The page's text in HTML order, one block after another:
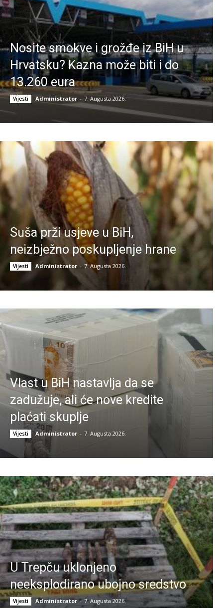
Nosite smokve i grožđe iz BiH u
Hrvatsku? Kazna može biti i do
13.260 eura
Vijesti Administrator - 7. Augusta 2026.
Suša prži usjeve u BiH,
neizbježno poskupljenje hrane
Vijesti Administrator - 7. Augusta 2026.
Vlast u BiH nastavlja da se
zadužuje, ali će nove kredite
plaćati skuplje
Vijesti Administrator - 7. Augusta 2026.
U Trepču uklonjeno
neeksplodirano ubojno sredstvo
Vijesti Administrator - 7. Augusta 2026.